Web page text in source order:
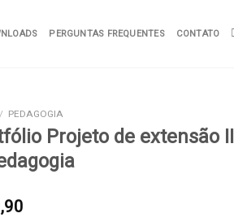
PERGUNTAS FREQUENTES CONTATO
/ PEDAGOGIA
Projeto de extensão II